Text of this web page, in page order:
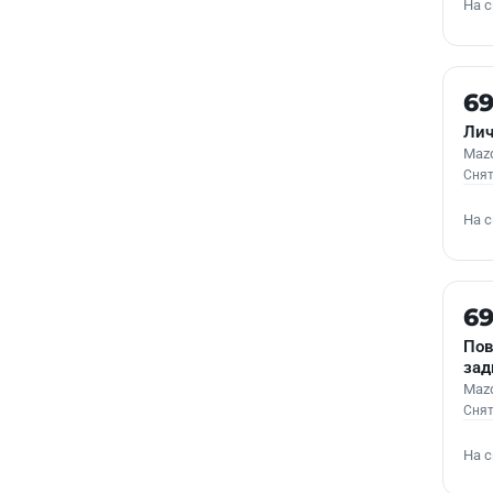
На
Б/У
На
Б/У
На